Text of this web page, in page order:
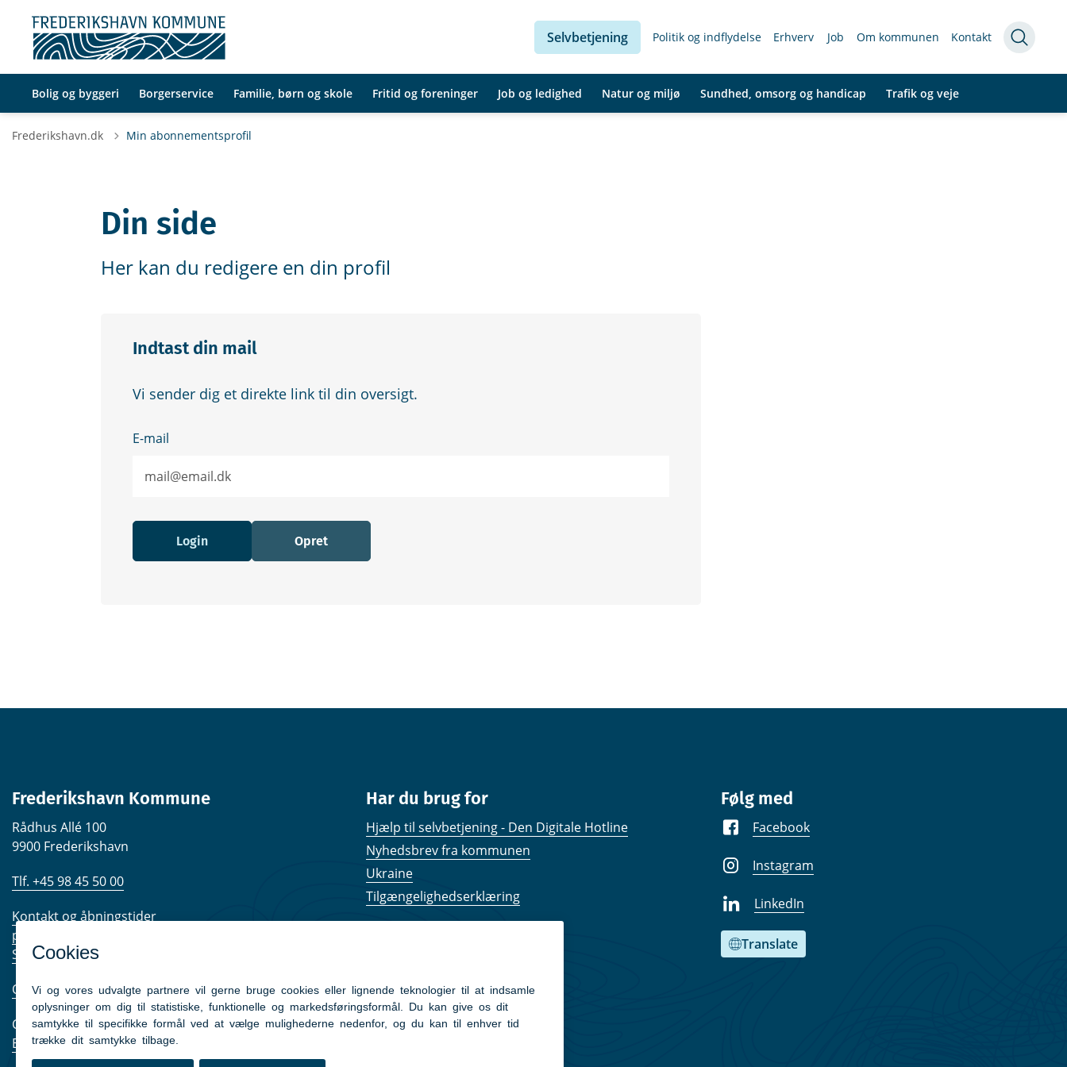
Selvbetjening Politik og indflydelse Erhverv Job Om kommunen Kontakt
Bolig og byggeri Borgerservice Familie, børn og skole Fritid og foreninger Job og ledighed Natur og miljø Sundhed, omsorg og handicap Trafik og veje
Frederikshavn.dk Min abonnementsprofil
Din side
Her kan du redigere en din profil
Indtast din mail
Vi sender dig et direkte link til din oversigt.
E-mail
Login Opret
Frederikshavn Kommune
Rådhus Allé 100
9900 Frederikshavn
Tlf. +45 98 45 50 00
Kontakt og åbningstider
post@frederikshavn.dk
Send sikker mail
Om kommunen
CVR nr. 29189498
EAN-numre
Har du brug for
Hjælp til selvbetjening - Den Digitale Hotline
Nyhedsbrev fra kommunen
Ukraine
Tilgængelighedserklæring
Følg os på Facebook
Pressekontakt
Følg med
Facebook
Instagram
LinkedIn
Translate